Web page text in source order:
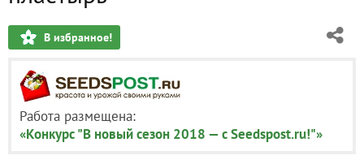
В избранное!
Работа размещена:
«Конкурс "В новый сезон 2018 — с Seedspost.ru!"»